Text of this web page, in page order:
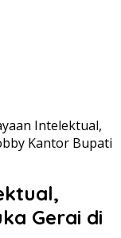
Intelektual,
Kantor Bupati
Gerai di